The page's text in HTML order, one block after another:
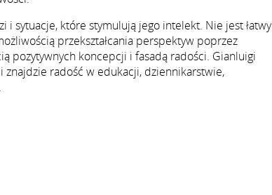
i sytuacje, które stymulują jego intelekt. Nie jest łatwy
przekształcania perspektyw poprzez
pozytywnych koncepcji i fasadą radości. Gianluigi
znajdzie radość w edukacji, dziennikarstwie,